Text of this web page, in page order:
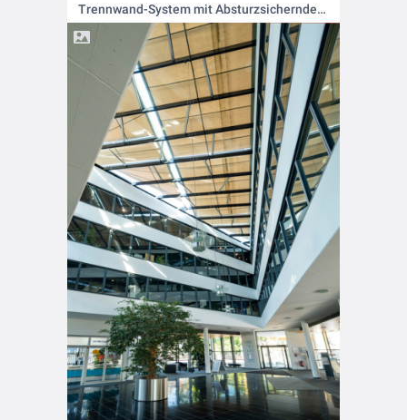
Trennwand-System mit Absturzsichernder Verglasung und Brandschutzqualität F30